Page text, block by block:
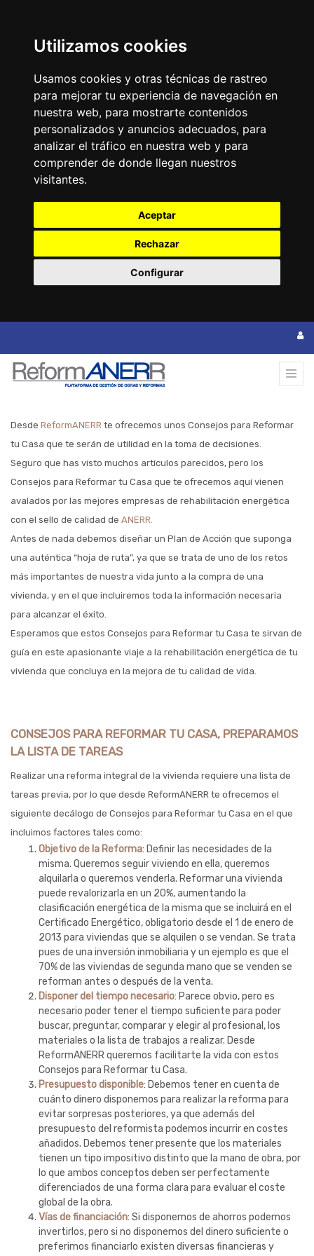
Utilizamos cookies
Usamos cookies y otras técnicas de rastreo
para mejorar tu experiencia de navegación en
nuestra web, para mostrarte contenidos
personalizados y anuncios adecuados, para
analizar el tráfico en nuestra web y para
comprender de donde llegan nuestros
visitantes.
Aceptar
Rechazar
Configurar
Desde ReformANERR te ofrecemos unos Consejos para Reformar
tu Casa que te serán de utilidad en la toma de decisiones.
Seguro que has visto muchos artículos parecidos, pero los
Consejos para Reformar tu Casa que te ofrecemos aquí vienen
avalados por las mejores empresas de rehabilitación energética
con el sello de calidad de ANERR.
Antes de nada debemos diseñar un Plan de Acción que suponga
una auténtica “hoja de ruta”, ya que se trata de uno de los retos
más importantes de nuestra vida junto a la compra de una
vivienda, y en el que incluiremos toda la información necesaria
para alcanzar el éxito.
Esperamos que estos Consejos para Reformar tu Casa te sirvan de
guía en este apasionante viaje a la rehabilitación energética de tu
vivienda que concluya en la mejora de tu calidad de vida.
CONSEJOS PARA REFORMAR TU CASA, PREPARAMOS
LA LISTA DE TAREAS
Realizar una reforma integral de la vivienda requiere una lista de
tareas previa, por lo que desde ReformANERR te ofrecemos el
siguiente decálogo de Consejos para Reformar tu Casa en el que
incluimos factores tales como:
Objetivo de la Reforma: Definir las necesidades de la
misma. Queremos seguir viviendo en ella, queremos
alquilarla o queremos venderla. Reformar una vivienda
puede revalorizarla en un 20%, aumentando la
clasificación energética de la misma que se incluirá en el
Certificado Energético, obligatorio desde el 1 de enero de
2013 para viviendas que se alquilen o se vendan. Se trata
pues de una inversión inmobiliaria y un ejemplo es que el
70% de las viviendas de segunda mano que se venden se
reforman antes o después de la venta.
Disponer del tiempo necesario: Parece obvio, pero es
necesario poder tener el tiempo suficiente para poder
buscar, preguntar, comparar y elegir al profesional, los
materiales o la lista de trabajos a realizar. Desde
ReformANERR queremos facilitarte la vida con estos
Consejos para Reformar tu Casa.
Presupuesto disponible: Debemos tener en cuenta de
cuánto dinero disponemos para realizar la reforma para
evitar sorpresas posteriores, ya que además del
presupuesto del reformista podemos incurrir en costes
añadidos. Debemos tener presente que los materiales
tienen un tipo impositivo distinto que la mano de obra, por
lo que ambos conceptos deben ser perfectamente
diferenciados de una forma clara para evaluar el coste
global de la obra.
Vías de financiación: Si disponemos de ahorros podemos
invertirlos, pero si no disponemos del dinero suficiente o
preferimos financiarlo existen diversas financieras y